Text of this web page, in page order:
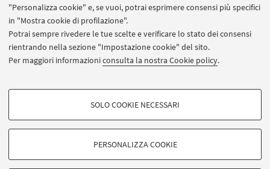
"Personalizza cookie" e, se vuoi, potrai esprimere consensi più specifici
in "Mostra cookie di profilazione".
Potrai sempre rivedere le tue scelte e verificare lo stato dei consensi
rientrando nella sezione "Impostazione cookie" del sito.
Per maggiori informazioniconsulta la nostra Cookie policy.
COOKIE DI PROFILAZIONE - FACOLTATIVI
SOLO COOKIE NECESSARI
PERSONALIZZA COOKIE
DEL CORSO PRESENTATO
Advanced design
CONTATTI
per i corsi di Laurea in Design
silvia.gasparotto@unibo.it